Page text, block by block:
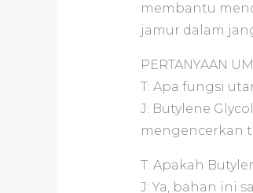
membantu
jamur dalam
PERTANYAAN
T: Apa fungsi
J: Butylene
mengencerkan
T: Apakah
J: Ya, bahan ini